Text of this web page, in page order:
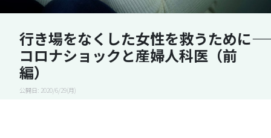
行き場をなくした女性を救うために――
コロナショックと産婦人科医（前
編）
公開日: 2020/6/29(月)